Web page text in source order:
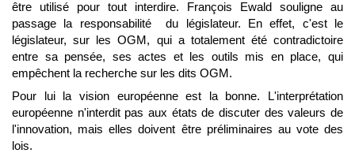
être utilisé pour tout interdire. François Ewald souligne au
passage la responsabilité du législateur. En effet, c'est le
législateur, sur les OGM, qui a totalement été contradictoire
entre sa pensée, ses actes et les outils mis en place, qui
empêchent la recherche sur les dits OGM.
Pour lui la vision européenne est la bonne. L'interprétation
européenne n'interdit pas aux états de discuter des valeurs de
l'innovation, mais elles doivent être préliminaires au vote des
lois.